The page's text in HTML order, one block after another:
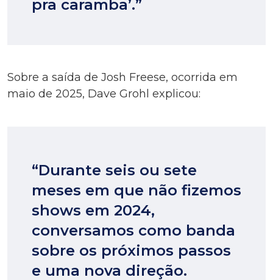
pra caramba’.”
Sobre a saída de Josh Freese, ocorrida em
maio de 2025, Dave Grohl explicou:
“Durante seis ou sete
meses em que não fizemos
shows em 2024,
conversamos como banda
sobre os próximos passos
e uma nova direção.